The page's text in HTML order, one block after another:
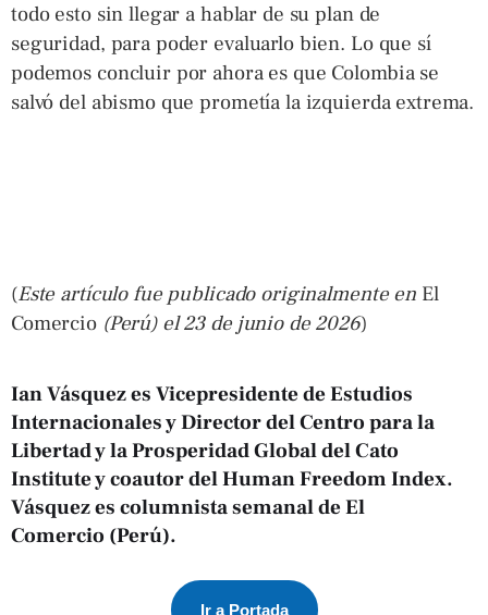
todo esto sin llegar a hablar de su plan de
seguridad, para poder evaluarlo bien. Lo que sí
podemos concluir por ahora es que Colombia se
salvó del abismo que prometía la izquierda extrema.
(Este artículo fue publicado originalmente en El
Comercio(Perú) el 23 de junio de 2026)
Ian Vásquezes Vicepresidente de Estudios
Internacionales y Director del Centro para la
Libertad y la Prosperidad Global del Cato
Institute y coautor del Human Freedom Index.
Vásquez es columnista semanal de El
Comercio (Perú).
Ir a Portada